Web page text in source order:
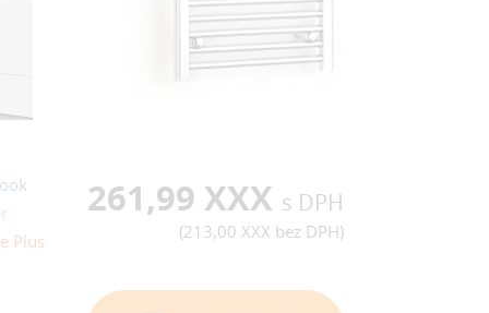
Plus
261,99 XXX s DPH
(213,00 XXX bez DPH)